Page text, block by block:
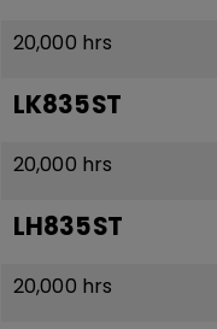
20,000 hrs
LK835ST
20,000 hrs
LH835ST
20,000 hrs